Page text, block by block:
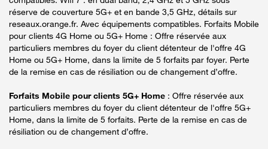
réserve de couverture 5G+ et en bande 3,5 GHz, détails sur
reseaux.orange.fr. Avec équipements compatibles. Forfaits Mobile
pour clients 4G Home ou 5G+ Home : Offre réservée aux
particuliers membres du foyer du client détenteur de l'offre 4G
Home ou 5G+ Home, dans la limite de 5 forfaits par foyer. Perte
de la remise en cas de résiliation ou de changement d’offre.
Forfaits Mobile pour clients 5G+ Home : Offre réservée aux
particuliers membres du foyer du client détenteur de l'offre 5G+
Home, dans la limite de 5 forfaits. Perte de la remise en cas de
résiliation ou de changement d’offre.